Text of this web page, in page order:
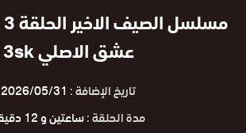
عشق الاصلي 3sk
تاريخ الإضافة : 2026/05/31
مدة الحلقة :ساعتين و 12 دقيقة